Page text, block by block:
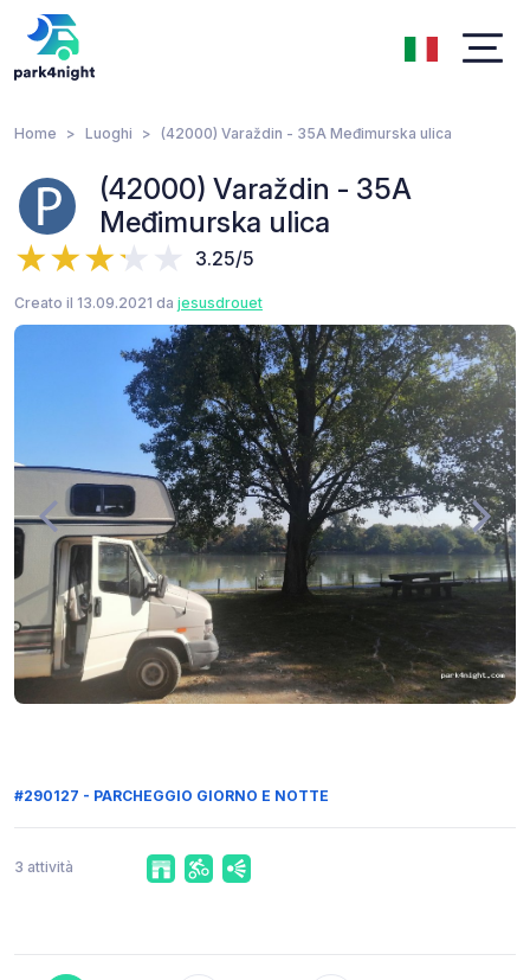
Home Luoghi (42000) Varaždin - 35A Međimurska ulica
(42000) Varaždin - 35A
Međimurska ulica
3.25/5
Creato il 13.09.2021 da jesusdrouet
#290127 - PARCHEGGIO GIORNO E NOTTE
3 attività